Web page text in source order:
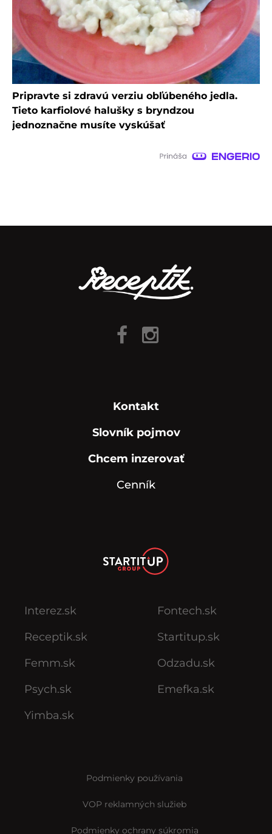
Pripravte si zdravú verziu obľúbeného jedla.
Tieto karfiolové halušky s bryndzou
jednoznačne musíte vyskúšať
Kontakt
Slovník pojmov
Chcem inzerovať
Cenník
Interez.sk
Receptik.sk
Femm.sk
Psych.sk
Yimba.sk
Fontech.sk
Startitup.sk
Odzadu.sk
Emefka.sk
Podmienky používania
VOP reklamných služieb
Podmienky ochrany súkromia